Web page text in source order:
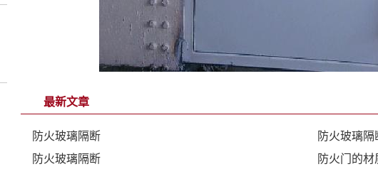
最新文章
防火玻璃隔断
防火玻璃隔
防火玻璃隔断
防火门的